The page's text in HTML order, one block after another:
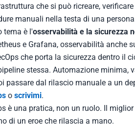
che si può ricreare,
manuali nella testa di una
tema è l'osservabilità e la sicurezza
e Grafana, osservabilità anche
che porta la sicurezza dentro il
stessa. Automazione minima,
passare dal rilascio manuale a un
o scrivimi.
è una pratica, non un ruolo. Il
di un eroe che rilascia a mano.